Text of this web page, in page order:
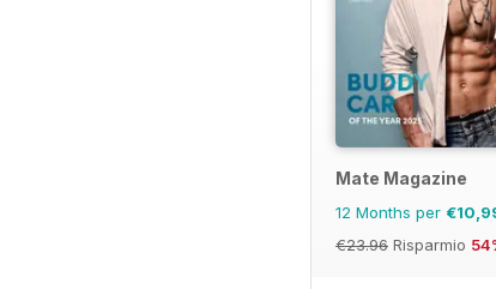
Mate Magazine
12 Months per
€23.96 Risparmio